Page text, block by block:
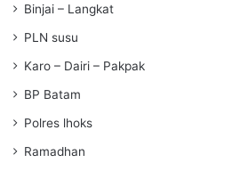
Binjai – Langkat
PLN susu
Karo – Dairi – Pakpak
BP Batam
Polres lhoks
Ramadhan